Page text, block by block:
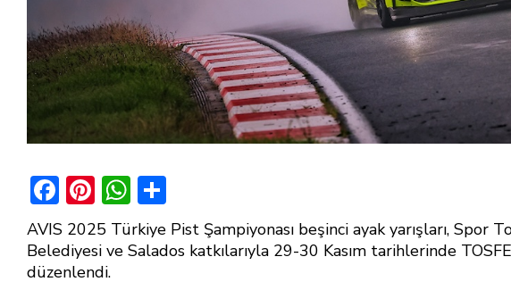
F
ac
e
b
Pi
nt
er
e
W
h
at
h
ar
AVIS 2025 Türkiye Pist Şampiyonası beşinci ayak yarışları, Spor
Belediyesi ve Salados katkılarıyla 29-30 Kasım tarihlerinde
düzenlendi.